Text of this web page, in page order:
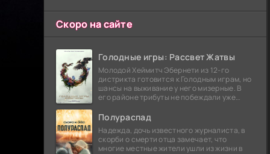
Скоро на сайте
Голодные игры: Рассвет Жатвы
Молодой Хеймитч Эбернети из 12-го
дистрикта готовится к Голодным играм, но
шансы на выживание у него мизерные. В
его районе трибуты не побеждали уже
безнадежности.
Полураспад
Надежда, дочь известного журналиста, в
скорби о смерти отца замечает, что
многие местные жители ушли из жизни в